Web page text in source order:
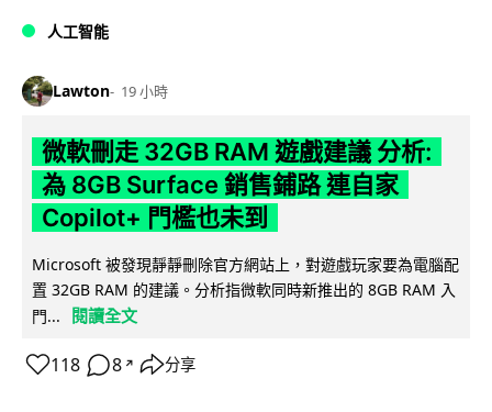
人工智能
Lawton 19 小時
微軟刪走 32GB RAM 遊戲建議 分析:
為 8GB Surface 銷售鋪路 連自家
Copilot+ 門檻也未到
Microsoft 被發現靜靜刪除官方網站上，對遊戲玩家要為電腦配
置 32GB RAM 的建議。分析指微軟同時新推出的 8GB RAM 入
門...
閱讀全文
118 8 ↗ 分享